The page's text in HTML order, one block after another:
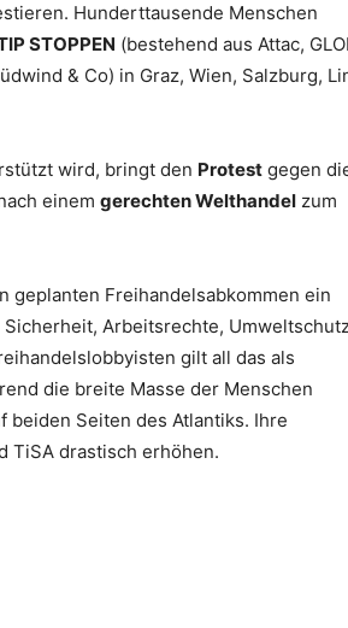
Hunderttausende Menschen
STOPPEN (bestehend aus Attac,
& Co) in Graz, Wien, Salzburg,
wird, bringt den Protest gegen
einem gerechten Welthandel zum
geplanten Freihandelsabkommen ein
Arbeitsrechte,
gilt all das als
die breite Masse der Menschen
Seiten des Atlantiks. Ihre
TiSA drastisch erhöhen.